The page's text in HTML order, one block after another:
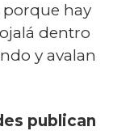
porque hay
dentro
y avalan
publican